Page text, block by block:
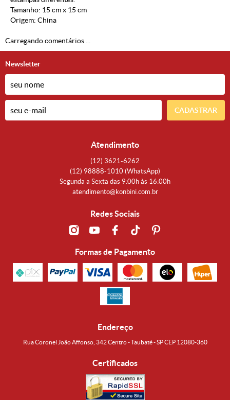
Tamanho: 15 cm x 15 cm
Origem: China
Carregando comentários ...
Newsletter
CADASTRAR
Atendimento
(12) 3621-6262
(12) 98888-1010 (WhatsApp)
Segunda a Sexta das 9:00h às 16:00h
atendimento@konbini.com.br
Redes Sociais
Formas de Pagamento
Endereço
Rua Coronel João Affonso, 342 Centro - Taubaté - SP CEP 12080-360
Certificados